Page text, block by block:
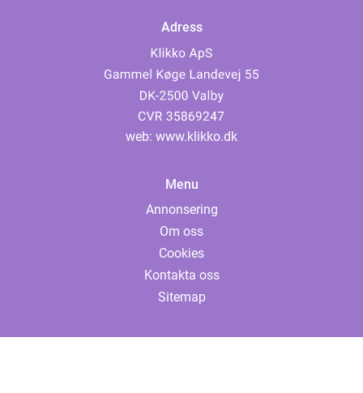
Adress
web: www.klikko.dk
Menu
Annonsering
Om oss
Cookies
Kontakta oss
Sitemap